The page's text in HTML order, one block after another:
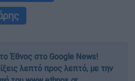
Έθνος στο Google News!
λεπτό προς λεπτό, με την